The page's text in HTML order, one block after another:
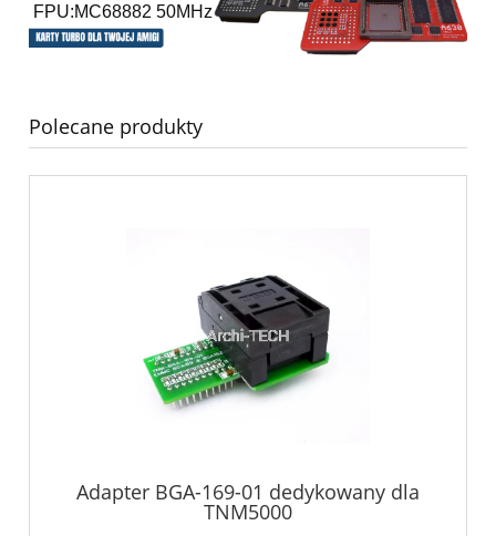
FPU:MC68882 50MHz
Polecane produkty
Adapter BGA-169-01 dedykowany dla
TNM5000